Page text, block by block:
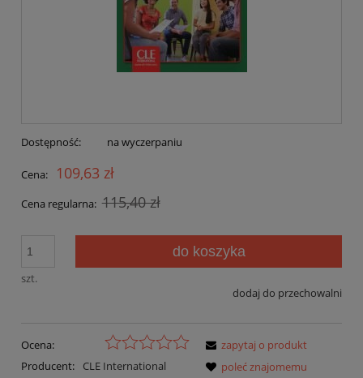
Dostępność: na wyczerpaniu
Cena: 109,63 zł
Cena regularna: 115,40 zł
szt.
do koszyka
dodaj do przechowalni
Ocena:
Producent:
CLE International
zapytaj o produkt
poleć znajomemu